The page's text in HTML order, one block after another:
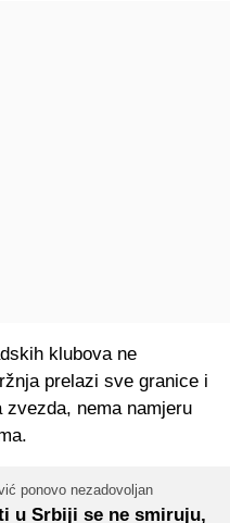
klubova ne
prelazi sve granice i
nema namjeru
ponovo nezadovoljan
u Srbiji se ne smiruju,